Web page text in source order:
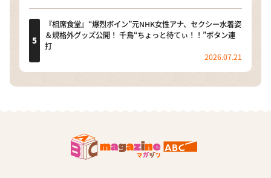
『相席食堂』“爆烈ボイン”元NHK女性アナ、セクシー水着姿
＆規格外グッズ公開！ 千鳥“ちょっと待てぃ！！”ボタン連
打
2026.07.21